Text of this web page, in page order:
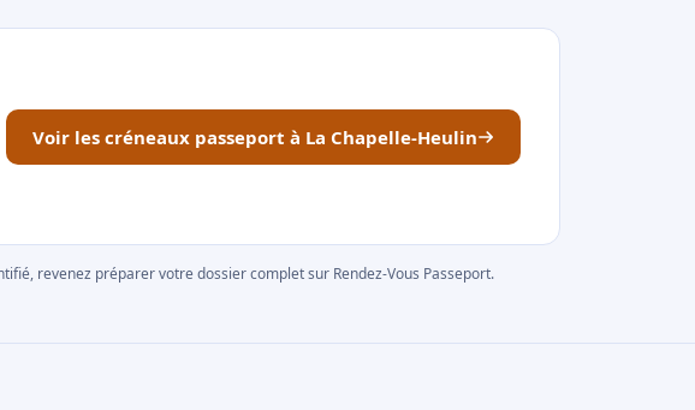
Voir les créneaux passeport à La Chapelle-Heulin
revenez préparer votre dossier complet sur Rendez-Vous Passeport.